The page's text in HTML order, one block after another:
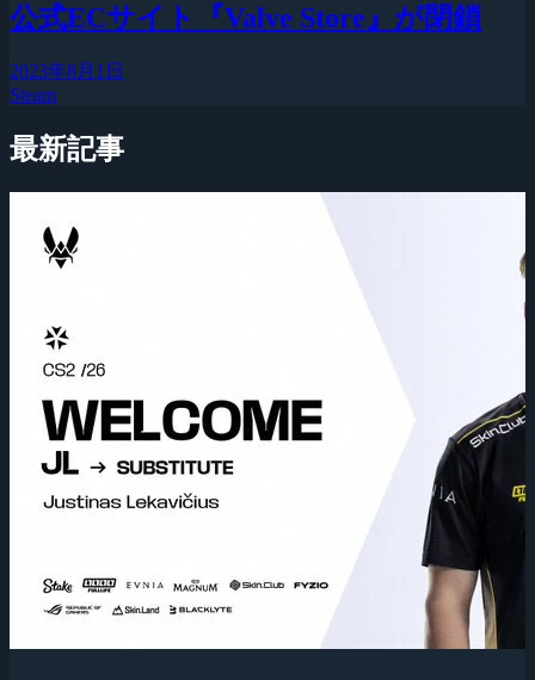
公式ECサイト『Valve Store』が閉鎖
2023年8月1日
Steam
最新記事